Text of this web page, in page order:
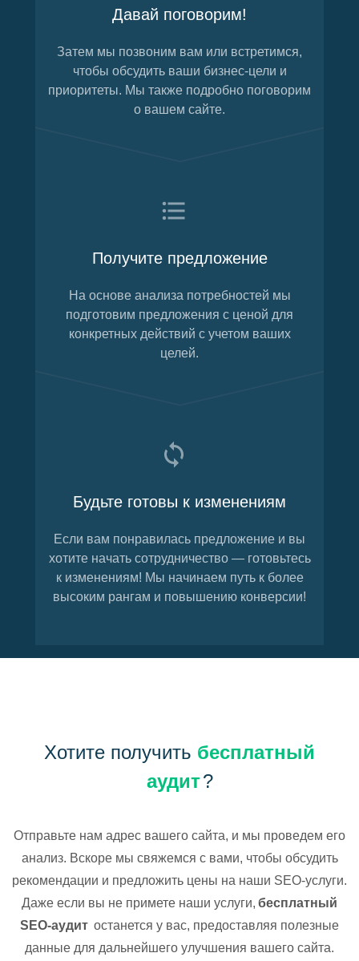
Давай поговорим!
Затем мы позвоним вам или встретимся,
чтобы обсудить ваши бизнес-цели и
приоритеты. Мы также подробно поговорим
о вашем сайте.
Получите предложение
На основе анализа потребностей мы
подготовим предложения с ценой для
конкретных действий с учетом ваших
целей.
Будьте готовы к изменениям
Если вам понравилась предложение и вы
хотите начать сотрудничество — готовьтесь
к изменениям! Мы начинаем путь к более
высоким рангам и повышению конверсии!
Хотите получить бесплатный
аудит?
Отправьте нам адрес вашего сайта, и мы проведем его
анализ. Вскоре мы свяжемся с вами, чтобы обсудить
рекомендации и предложить цены на наши SEO-услуги.
Даже если вы не примете наши услуги, бесплатный
SEO-аудит останется у вас, предоставляя полезные
данные для дальнейшего улучшения вашего сайта.